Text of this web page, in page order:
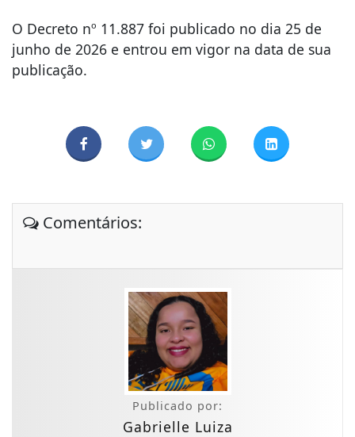
O Decreto nº 11.887 foi publicado no dia 25 de
junho de 2026 e entrou em vigor na data de sua
publicação.
Comentários:
Publicado por:
Gabrielle Luiza